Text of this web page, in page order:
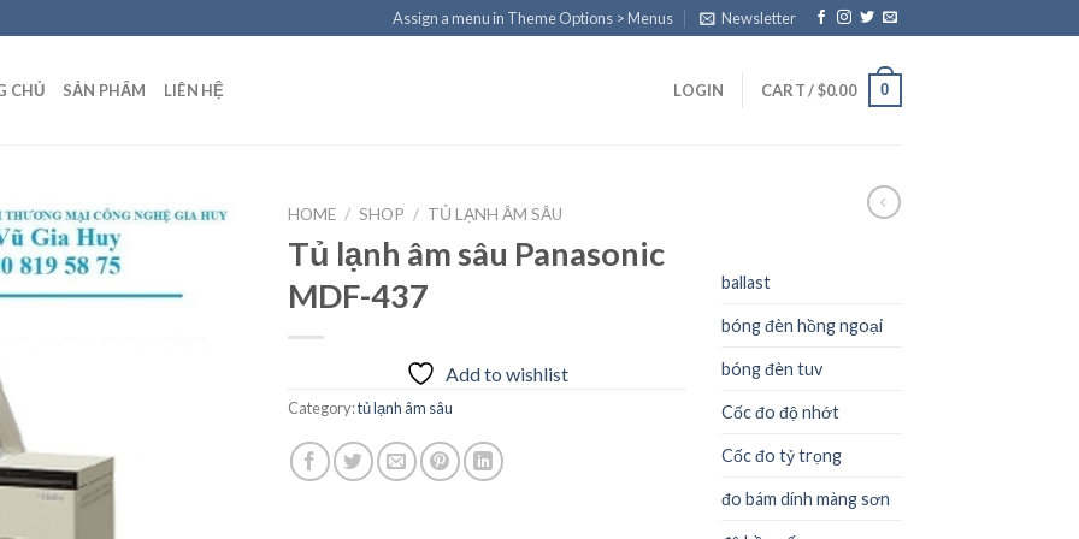
Assign a menu in Theme Options > Menus Newsletter
CHỦ SẢN PHẨM LIÊN HỆ LOGIN CART /$0.00 0
HOME / SHOP / TỦ LẠNH ÂM SÂU
Tủ lạnh âm sâu Panasonic
MDF-437
Add to wishlist
Category:tủ lạnh âm sâu
ballast
bóng đèn hồng ngoại
bóng đèn tuv
Cốc đo độ nhớt
Cốc đo tỷ trọng
đo bám dính màng sơn